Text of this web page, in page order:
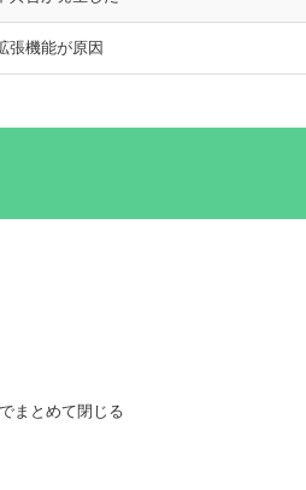
張機能が原因
まとめて閉じる